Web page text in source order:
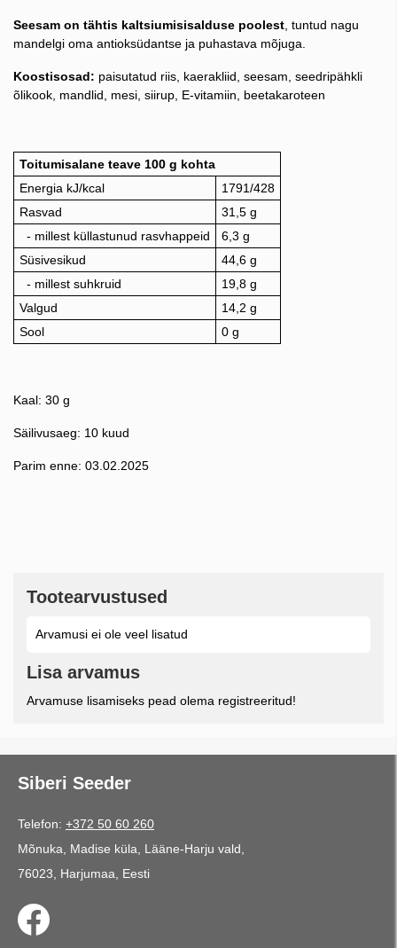
Seesam on tähtis kaltsiumisisalduse poolest , tuntud nagu
mandelgi oma antioksüdantse ja puhastava mõjuga.
Koostisosad: paisutatud riis, kaerakliid, seesam, seedripähkli
õlikook, mandlid, mesi, siirup, E-vitamiin, beetakaroteen
Toitumisalane teave 100 g kohta
Energia kJ/kcal
1791/428
Rasvad
31,5 g
- millest küllastunud rasvhappeid
6,3 g
Süsivesikud
44,6 g
- millest suhkruid
19,8 g
Valgud
14,2 g
Sool
0 g
Kaal: 30 g
Säilivusaeg: 10 kuud
Parim enne: 03.02.2025
Tootearvustused
Arvamusi ei ole veel lisatud
Lisa arvamus
Arvamuse lisamiseks pead olema registreeritud!
Siberi Seeder
Telefon: +372 50 60 260
Mõnuka, Madise küla, Lääne-Harju vald,
76023, Harjumaa, Eesti